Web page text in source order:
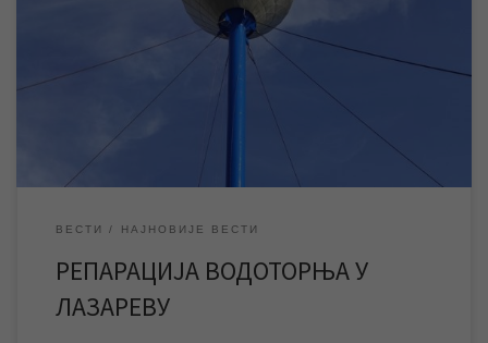
водоторња у Лазареву, који имају за циљ да додатно повећају
стабилност водоснабдевања у овом насељеном месту. Док
трају радови водоторањ ће бити ван функцијe па постоји
ВЕСТИ НАЈНОВИЈЕ ВЕСТИ
РЕПАРАЦИЈА ВОДОТОРЊА У
ЛАЗАРЕВУ